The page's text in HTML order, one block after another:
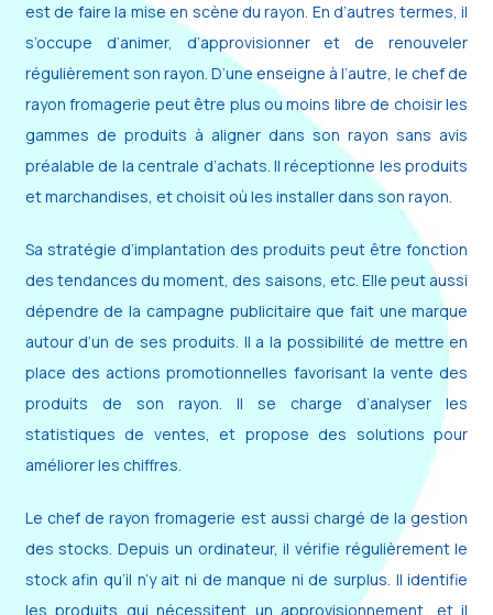
est de faire la mise en scène du rayon. En d’autres termes, il
s’occupe d’animer, d’approvisionner et de renouveler
régulièrement son rayon. D’une enseigne à l’autre, le chef de
rayon fromagerie peut être plus ou moins libre de choisir les
gammes de produits à aligner dans son rayon sans avis
préalable de la centrale d’achats. Il réceptionne les produits
et marchandises, et choisit où les installer dans son rayon.
Sa stratégie d’implantation des produits peut être fonction
des tendances du moment, des saisons, etc. Elle peut aussi
dépendre de la campagne publicitaire que fait une marque
autour d’un de ses produits. Il a la possibilité de mettre en
place des actions promotionnelles favorisant la vente des
produits de son rayon. Il se charge d’analyser les
statistiques de ventes, et propose des solutions pour
améliorer les chiffres.
Le chef de rayon fromagerie est aussi chargé de la gestion
des stocks. Depuis un ordinateur, il vérifie régulièrement le
stock afin qu’il n’y ait ni de manque ni de surplus. Il identifie
les produits qui nécessitent un approvisionnement, et il